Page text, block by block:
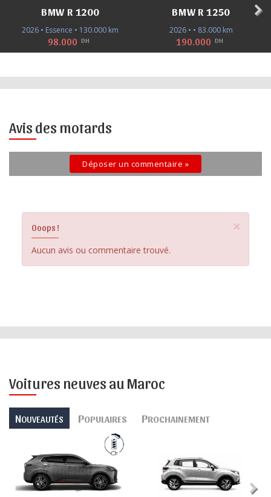
BMW R 1200
2026 • Essence • 130.000 km
98.000 DH
BMW R 1250
2026 • • 83.000 km
190.000 DH
Avis des motards
Déposer un commentaire »
×
Ooops !
Aucun avis ou commentaire trouvé.
Voitures neuves au Maroc
NOUVEAUTÉS POPULAIRES PROCHAINEMENT